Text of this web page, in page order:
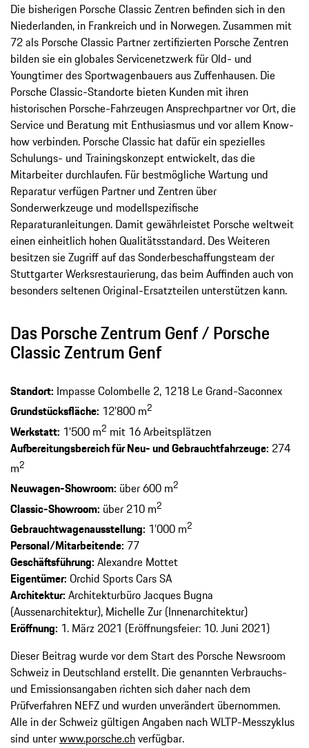
Die bisherigen Porsche Classic Zentren befinden sich in den
Niederlanden, in Frankreich und in Norwegen. Zusammen mit
72 als Porsche Classic Partner zertifizierten Porsche Zentren
bilden sie ein globales Servicenetzwerk für Old- und
Youngtimer des Sportwagenbauers aus Zuffenhausen. Die
Porsche Classic-Standorte bieten Kunden mit ihren
historischen Porsche-Fahrzeugen Ansprechpartner vor Ort, die
Service und Beratung mit Enthusiasmus und vor allem Know-
how verbinden. Porsche Classic hat dafür ein spezielles
Schulungs- und Trainingskonzept entwickelt, das die
Mitarbeiter durchlaufen. Für bestmögliche Wartung und
Reparatur verfügen Partner und Zentren über
Sonderwerkzeuge und modellspezifische
Reparaturanleitungen. Damit gewährleistet Porsche weltweit
einen einheitlich hohen Qualitätsstandard. Des Weiteren
besitzen sie Zugriff auf das Sonderbeschaffungsteam der
Stuttgarter Werksrestaurierung, das beim Auffinden auch von
besonders seltenen Original-Ersatzteilen unterstützen kann.
Das Porsche Zentrum Genf / Porsche
Classic Zentrum Genf
Standort: Impasse Colombelle 2, 1218 Le Grand-Saconnex
Grundstücksfläche: 12’800 m2
Werkstatt: 1’500 m2 mit 16 Arbeitsplätzen
Aufbereitungsbereich für Neu- und Gebrauchtfahrzeuge: 274
m2
Neuwagen-Showroom: über 600 m2
Classic-Showroom: über 210 m2
Gebrauchtwagenausstellung: 1’000 m2
Personal/Mitarbeitende: 77
Geschäftsführung: Alexandre Mottet
Eigentümer: Orchid Sports Cars SA
Architektur: Architekturbüro Jacques Bugna
(Aussenarchitektur), Michelle Zur (Innenarchitektur)
Eröffnung: 1. März 2021 (Eröffnungsfeier: 10. Juni 2021)
Dieser Beitrag wurde vor dem Start des Porsche Newsroom
Schweiz in Deutschland erstellt. Die genannten Verbrauchs-
und Emissionsangaben richten sich daher nach dem
Prüfverfahren NEFZ und wurden unverändert übernommen.
Alle in der Schweiz gültigen Angaben nach WLTP-Messzyklus
sind unterwww.porsche.chverfügbar.